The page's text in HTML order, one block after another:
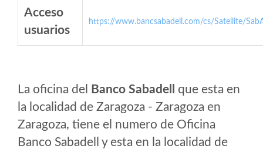
Acceso
usuarios
https://www.bancsabadell.com/cs/Satellite/
La oficina del Banco Sabadell
que esta en
la localidad de Zaragoza - Zaragoza en
Zaragoza, tiene el numero de Oficina
Banco Sabadell y esta en la localidad de